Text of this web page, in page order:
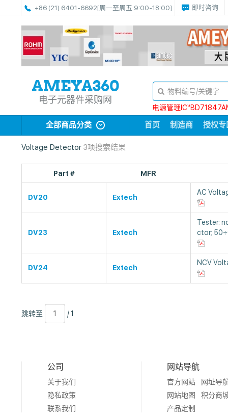
+86 (21) 6401-6692[周一至周五 9:00-18:00] 即时咨询
电子元器件采购网
电源管理
全部商品分类 首页 制造商 授权专
Voltage Detector 3项搜索结果
Part # MFR
DV20 Extech
AC
DV23 Extech
Tester:
ctor;
DV24 Extech
NCV
跳
转
跳转至
1
/ 1
公司
关于我们
隐私政策
联系我们
网站导航
官方网站
网址导
网站地图
积分商
产品定制